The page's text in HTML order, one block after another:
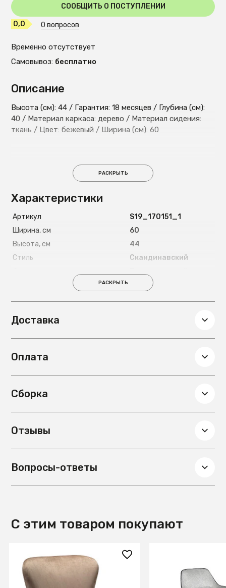
Описание
Высота (см): 44 / Гарантия: 18 месяцев / Глубина (см):
40 / Материал каркаса: дерево / Материал сидения:
ткань / Цвет: бежевый / Ширина (см): 60
РАСКРЫТЬ
Характеристики
Артикул
S19_170151_1
Ширина, см
60
Высота, см
44
Стиль
Скандинавский
Глубина, см
Вес, кг
8
Материал обивки
РАСКРЫТЬ
Доставка
Оплата
Сборка
Отзывы
Вопросы-ответы
СООБЩИТЬ О ПОСТУПЛЕНИИ
0,0 0 вопросов
Временно отсутствует
Самовывоз: бесплатно
С этим товаром покупают
31 400 ₽ 131 990 ₽